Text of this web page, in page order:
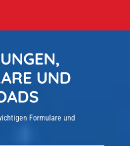
UND
Formulare und